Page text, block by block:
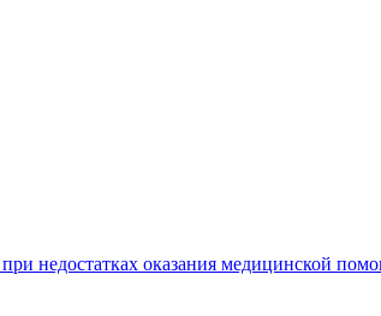
недостатках оказания медицинской